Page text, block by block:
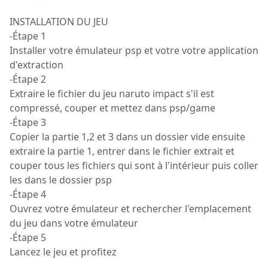
INSTALLATION DU JEU
-Étape 1
Installer votre émulateur psp et votre votre application
d'extraction
-Étape 2
Extraire le fichier du jeu naruto impact s'il est
compressé, couper et mettez dans psp/game
-Étape 3
Copier la partie 1,2 et 3 dans un dossier vide ensuite
extraire la partie 1, entrer dans le fichier extrait et
couper tous les fichiers qui sont à l'intérieur puis coller
les dans le dossier psp
-Étape 4
Ouvrez votre émulateur et rechercher l'emplacement
du jeu dans votre émulateur
-Étape 5
Lancez le jeu et profitez